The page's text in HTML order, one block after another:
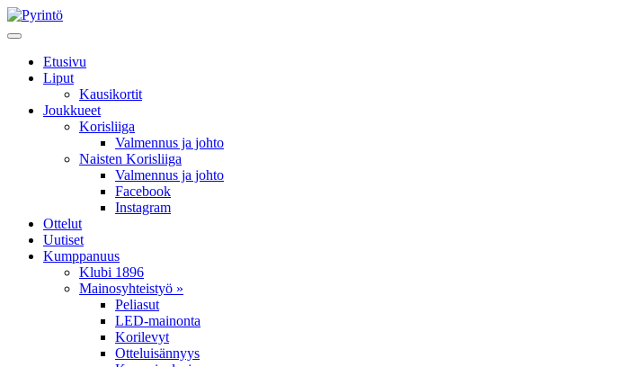
Etusivu
Liput
Kausikortit
Joukkueet
Korisliiga
Valmennus ja johto
Naisten Korisliiga
Valmennus ja johto
Facebook
Instagram
Ottelut
Uutiset
Kumppanuus
Klubi 1896
Mainosyhteistyö »
Peliasut
LED-mainonta
Korilevyt
Otteluisännyys